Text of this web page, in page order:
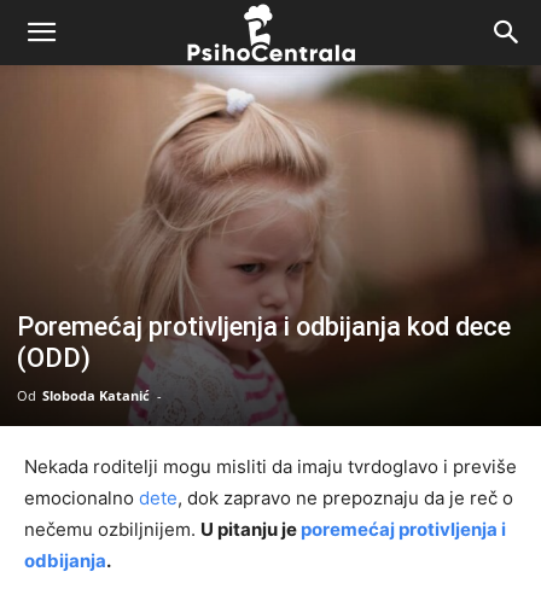
Poremećaj protivljenja i odbijanja kod dece
(ODD)
Od Sloboda Katanić -
Nekada roditelji mogu misliti da imaju tvrdoglavo i previše
emocionalno dete, dok zapravo ne prepoznaju da je reč o
nečemu ozbiljnijem. U pitanju je poremećaj protivljenja i
odbijanja.